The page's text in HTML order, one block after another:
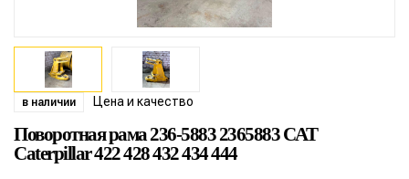
в наличии Цена и качество
Поворотная рама 236-5883 2365883 CAT
Caterpillar 422 428 432 434 444